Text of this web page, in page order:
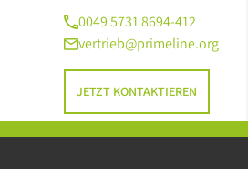
0049 5731 8694-412
vertrieb@primeline.org
JETZT KONTAKTIEREN